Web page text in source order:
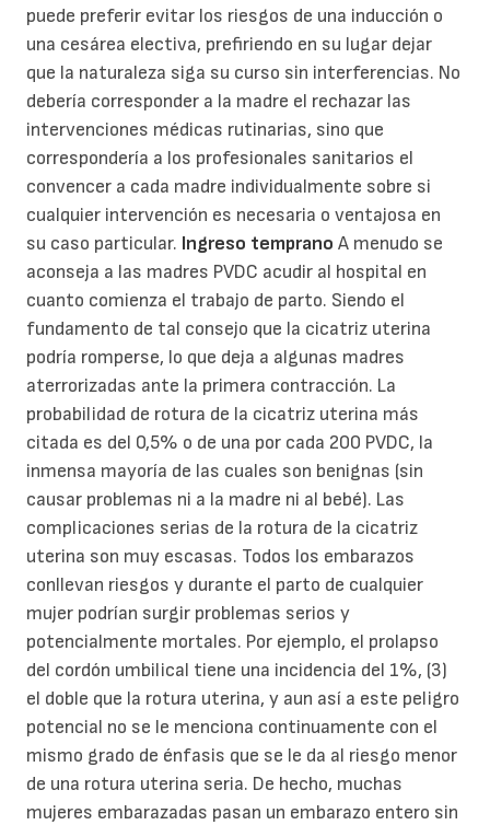
puede preferir evitar los riesgos de una inducción o
una cesárea electiva, prefiriendo en su lugar dejar
que la naturaleza siga su curso sin interferencias. No
debería corresponder a la madre el rechazar las
intervenciones médicas rutinarias, sino que
correspondería a los profesionales sanitarios el
convencer a cada madre individualmente sobre si
cualquier intervención es necesaria o ventajosa en
su caso particular. Ingreso temprano A menudo se
aconseja a las madres PVDC acudir al hospital en
cuanto comienza el trabajo de parto. Siendo el
fundamento de tal consejo que la cicatriz uterina
podría romperse, lo que deja a algunas madres
aterrorizadas ante la primera contracción. La
probabilidad de rotura de la cicatriz uterina más
citada es del 0,5% o de una por cada 200 PVDC, la
inmensa mayoría de las cuales son benignas (sin
causar problemas ni a la madre ni al bebé). Las
complicaciones serias de la rotura de la cicatriz
uterina son muy escasas. Todos los embarazos
conllevan riesgos y durante el parto de cualquier
mujer podrían surgir problemas serios y
potencialmente mortales. Por ejemplo, el prolapso
del cordón umbilical tiene una incidencia del 1%, (3)
el doble que la rotura uterina, y aun así a este peligro
potencial no se le menciona continuamente con el
mismo grado de énfasis que se le da al riesgo menor
de una rotura uterina seria. De hecho, muchas
mujeres embarazadas pasan un embarazo entero sin